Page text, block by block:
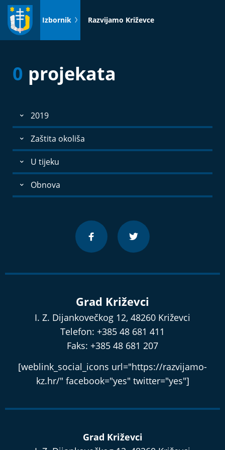
Idi
sadržaj
Izbornik Razvijamo Križevce
0 projekata
2019
Zaštita okoliša
U tijeku
Obnova
Grad Križevci
I. Z. Dijankovečkog 12, 48260 Križevci
Telefon: +385 48 681 411
Faks: +385 48 681 207
[weblink_social_icons url="https://razvijamo-
kz.hr/" facebook="yes" twitter="yes"]
Grad Križevci